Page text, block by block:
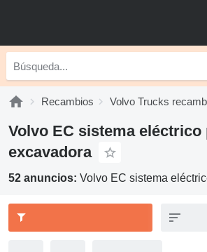
Recambios Volvo Trucks
Volvo EC sistema eléctrico
excavadora
52 anuncios: Volvo EC sistema